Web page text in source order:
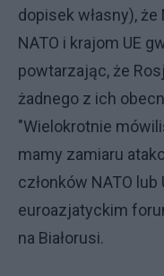
dopisek własny),
NATO i krajom UE
powtarzając, że
żadnego z ich
"Wielokrotnie
mamy zamiaru
członków NATO
euroazjatyckim
na Białorusi.